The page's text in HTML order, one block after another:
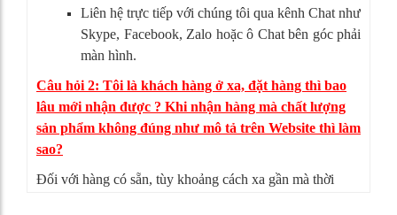
Liên hệ trực tiếp với chúng tôi qua kênh Chat như
Skype, Facebook, Zalo hoặc ô Chat bên góc phải
màn hình.
Câu hỏi 2: Tôi là khách hàng ở xa, đặt hàng thì bao
lâu mới nhận được ? Khi nhận hàng mà chất lượng
sản phẩm không đúng như mô tả trên Website thì làm
sao?
Đối với hàng có sẵn, tùy khoảng cách xa gần mà thời